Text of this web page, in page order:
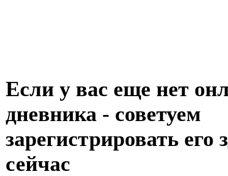
Если у вас еще нет
дневника - советуем
зарегистрировать его
сейчас